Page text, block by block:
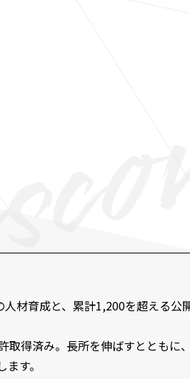
材育成と、累計1,200を超える公
取得済み。長所を伸ばすとともに
す。